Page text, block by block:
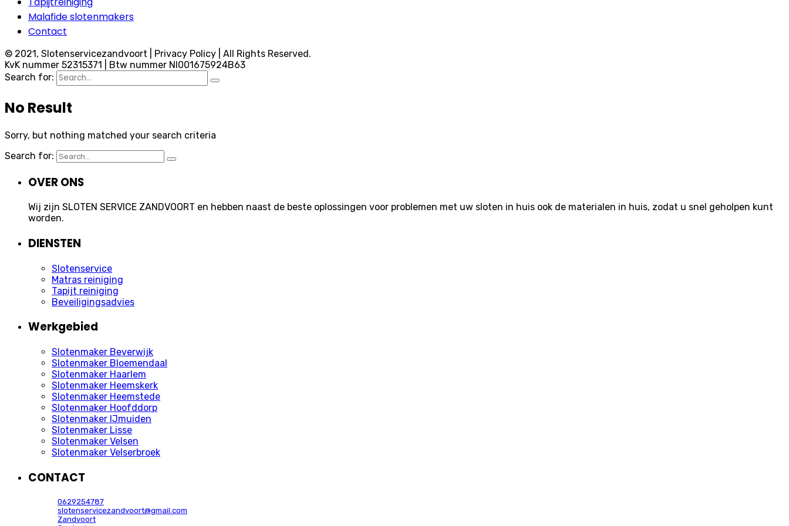
Malafide slotenmakers
Contact
© 2021, Slotenservicezandvoort | Privacy Policy | All Rights Reserved.
KvK nummer 52315371 | Btw nummer Nl001675924B63
Search for:
No Result
Sorry, but nothing matched your search criteria
Search for:
OVER ONS
Wij zijn SLOTEN SERVICE ZANDVOORT en hebben naast de beste oplossingen voor problemen met uw sloten in huis ook de materialen in huis, zodat u snel geholpen kunt
worden.
DIENSTEN
Slotenservice
Matras reiniging
Tapijt reiniging
Beveiligingsadvies
Werkgebied
Slotenmaker Beverwijk
Slotenmaker Bloemendaal
Slotenmaker Haarlem
Slotenmaker Heemskerk
Slotenmaker Heemstede
Slotenmaker Hoofddorp
Slotenmaker IJmuiden
Slotenmaker Lisse
Slotenmaker Velsen
Slotenmaker Velserbroek
CONTACT
0629254787
slotenservicezandvoort@gmail.com
Zandvoort